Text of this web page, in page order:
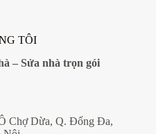
TÔI
– Sửa nhà trọn gói
Chợ Dừa, Q. Đống Đa,